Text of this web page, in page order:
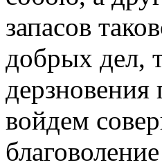
запасов
добрых дел,
войдем